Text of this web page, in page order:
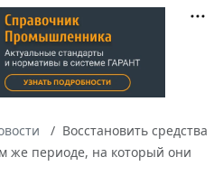
Восстановить средства
же периоде, на который они